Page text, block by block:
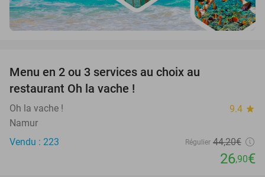
Menu en 2 ou 3 services au choix au
restaurant Oh la vache !
Oh la vache ! 9.4 star
Namur
Vendu : 223
Régulier 44,20€
26,90€